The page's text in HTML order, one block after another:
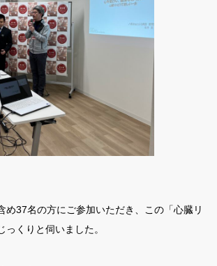
め37名の方にご参加いただき、この「心臓リ
くりと伺いました。